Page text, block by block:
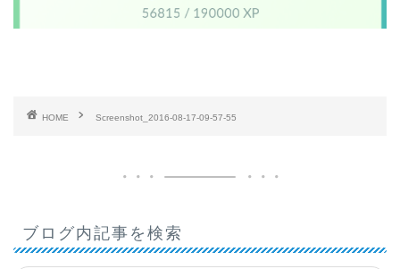
HOME Screenshot_2016-08-17-09-57-55
ブログ内記事を検索